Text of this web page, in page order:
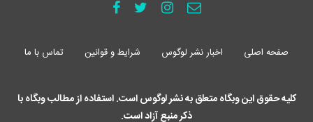
صفحه اصلی اخبار نشر لوگوس شرایط و قوانین تماس با ما
کلیه حقوق این وبگاه متعلق به نشر لوگوس است. استفاده از مطالب وبگاه با
ذکر منبع آزاد است.